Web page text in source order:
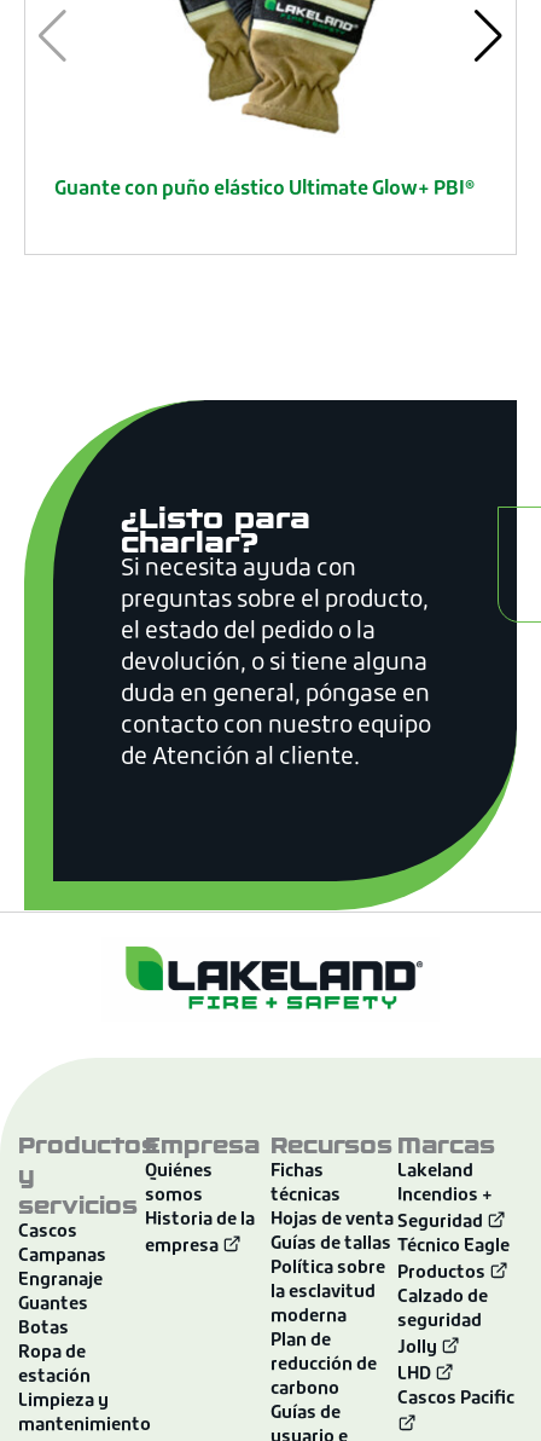
Guante con puño elástico Ultimate Glow+ PBI®
¿Listo para
charlar?
Si necesita ayuda con
preguntas sobre el producto,
el estado del pedido o la
devolución, o si tiene alguna
duda en general, póngase en
contacto con nuestro equipo
de Atención al cliente.
Productos
y
servicios
Cascos
Campanas
Engranaje
Guantes
Botas
Ropa de
estación
Limpieza y
mantenimiento
Empresa
Quiénes
somos
Historia de la
empresa
Recursos
Fichas
técnicas
Hojas de venta
Guías de tallas
Política sobre
la esclavitud
moderna
Plan de
reducción de
carbono
Guías de
Marcas
Lakeland
Incendios +
Seguridad
Técnico Eagle
Productos
Calzado de
seguridad
Jolly
LHD
Cascos Pacific